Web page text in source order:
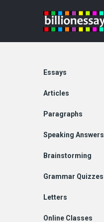
Billion
Essays
Explore
Essays
Articles
Paragraphs
Speaking Answers
Brainstorming
Grammar Quizzes
Letters
Online Classes